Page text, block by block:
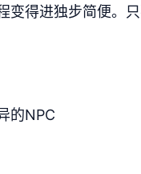
变得进独步简便。
的NPC